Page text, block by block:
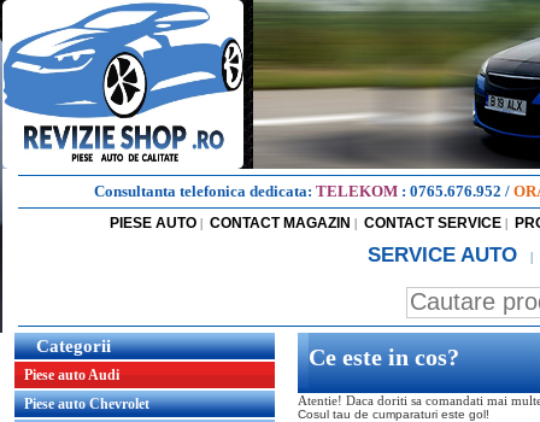
Consultanta telefonica dedicata: TELEKOM : 0765.676.952 /
PIESE AUTO | CONTACT MAGAZIN | CONTACT SERVICE |
SERVICE AUTO |
Categorii
Piese auto Audi
Piese auto Chevrolet
Ce este in cos?
Atentie! Daca doriti sa comandati mai
Cosul tau de cumparaturi este gol!